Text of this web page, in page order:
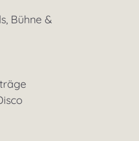
Bühne &